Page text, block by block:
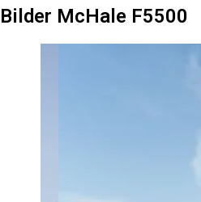
Bilder McHale F5500